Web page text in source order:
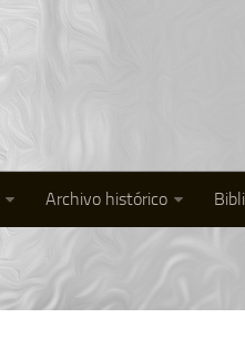
Archivo histórico